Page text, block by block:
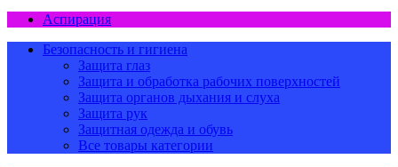
Аспирация
Безопасность и гигиена
Защита глаз
Защита и обработка рабочих поверхностей
Защита органов дыхания и слуха
Защита рук
Защитная одежда и обувь
Все товары категории